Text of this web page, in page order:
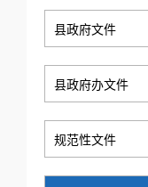
县政府文件
县政府办文件
规范性文件